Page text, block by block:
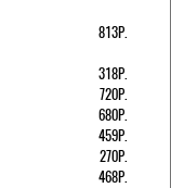
813Р.
318Р.
720Р.
680Р.
459Р.
270Р.
468Р.